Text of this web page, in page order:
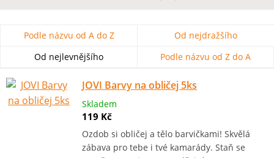
Podle názvu od A do Z
Od nejdražšího
Od nejlevnějšího
Podle názvu od Z do A
JOVI Barvy na obličej 5ks
Skladem
119 Kč
Ozdob si obličej a tělo barvičkami! Skvělá
zábava pro tebe i tvé kamarády. Staň se